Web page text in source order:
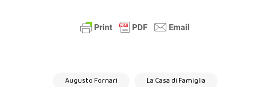
Augusto Fornari
La Casa di Famiglia